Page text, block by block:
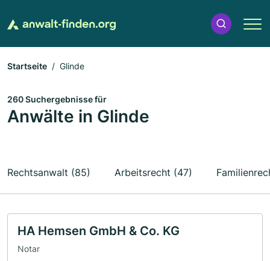
Startseite Glinde
260 Suchergebnisse für
Anwälte in Glinde
Rechtsanwalt (85) Arbeitsrecht (47)
HA Hemsen GmbH & Co. KG
Notar